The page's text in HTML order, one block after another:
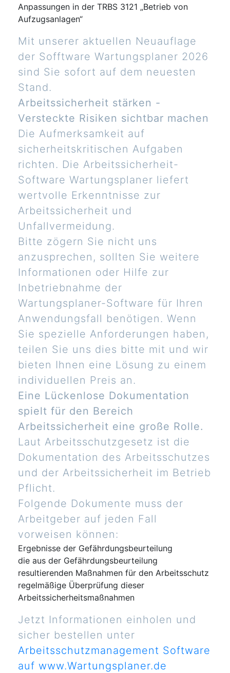
Anpassungen in der TRBS 3121 „Betrieb von
Aufzugsanlagen“
Mit unserer aktuellen Neuauflage
der Sofftware Wartungsplaner 2026
sind Sie sofort auf dem neuesten
Stand.
Arbeitssicherheit stärken -
Versteckte Risiken sichtbar machen
Die Aufmerksamkeit auf
sicherheitskritischen Aufgaben
richten. Die Arbeitssicherheit-
Software Wartungsplaner liefert
wertvolle Erkenntnisse zur
Arbeitssicherheit und
Unfallvermeidung.
Bitte zögern Sie nicht uns
anzusprechen, sollten Sie weitere
Informationen oder Hilfe zur
Inbetriebnahme der
Wartungsplaner-Software für Ihren
Anwendungsfall benötigen. Wenn
Sie spezielle Anforderungen haben,
teilen Sie uns dies bitte mit und wir
bieten Ihnen eine Lösung zu einem
individuellen Preis an.
Eine Lückenlose Dokumentation
spielt für den Bereich
Arbeitssicherheit eine große Rolle.
Laut Arbeitsschutzgesetz ist die
Dokumentation des Arbeitsschutzes
und der Arbeitssicherheit im Betrieb
Pflicht.
Folgende Dokumente muss der
Arbeitgeber auf jeden Fall
vorweisen können:
Ergebnisse der Gefährdungsbeurteilung
die aus der Gefährdungsbeurteilung
resultierenden Maßnahmen für den Arbeitsschutz
regelmäßige Überprüfung dieser
Arbeitssicherheitsmaßnahmen
Jetzt Informationen einholen und
sicher bestellen unter
Arbeitsschutzmanagement Software
auf www.Wartungsplaner.de